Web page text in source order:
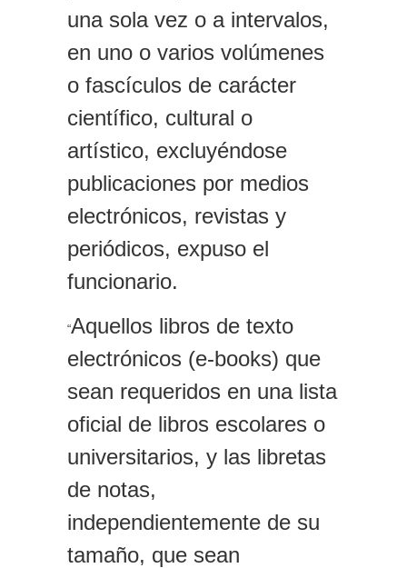
una sola vez o a intervalos,
en uno o varios volúmenes
o fascículos de carácter
científico, cultural o
artístico, excluyéndose
publicaciones por medios
electrónicos, revistas y
periódicos, expuso el
funcionario.
“Aquellos libros de texto
electrónicos (e-books) que
sean requeridos en una lista
oficial de libros escolares o
universitarios, y las libretas
de notas,
independientemente de su
tamaño, que sean